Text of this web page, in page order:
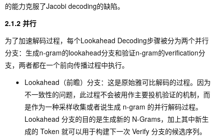
的能力克服了Jacobi decoding的缺陷。
2.1.2 并行
为了加速解码过程，每个Lookahead Decoding步骤被分为两个并行
分支：生成n-gram的lookahead分支和验证n-gram的verification分
支，两者都在一个前向传播过程中执行。
Lookahead（前瞻）分支：这是原始雅可比解码的过程。因为
不一致性的问题，此过程不会被用作主要投机验证的机制，而
是作为一种采样收集或者说生成 n-gram 的并行解码过程。
Lookahead 分支的目的是生成新的 N-Grams，加上其中新生
成的 Token 就可以用于构建下一次 Verify 分支的候选序列。